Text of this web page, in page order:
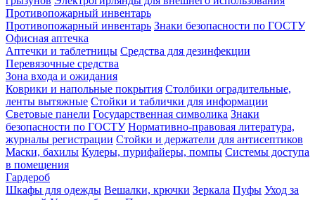
Противопожарный инвентарь
Противопожарный инвентарь Знаки безопасности по ГОСТУ
Офисная аптечка
Аптечки и таблетницы Средства для дезинфекции
Перевязочные средства
Зона входа и ожидания
Коврики и напольные покрытия Столбики оградительные,
ленты вытяжные Стойки и таблички для информации
Световые панели Государственная символика Знаки
безопасности по ГОСТУ Нормативно-правовая литература,
журналы регистрации Стойки и держатели для антисептиков
Маски, бахилы Кулеры, пурифайеры, помпы Системы доступа
в помещения
Гардероб
Шкафы для одежды Вешалки, крючки Зеркала Пуфы Уход за